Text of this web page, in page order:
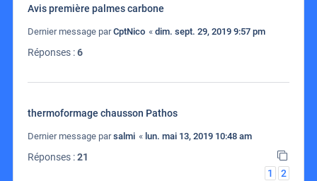
Avis première palmes carbone
Dernier message parCptNico « dim. sept. 29, 2019 9:57 pm
Réponses :6
thermoformage chausson Pathos
Dernier message parsalmi « lun. mai 13, 2019 10:48 am
Réponses :21
1
2